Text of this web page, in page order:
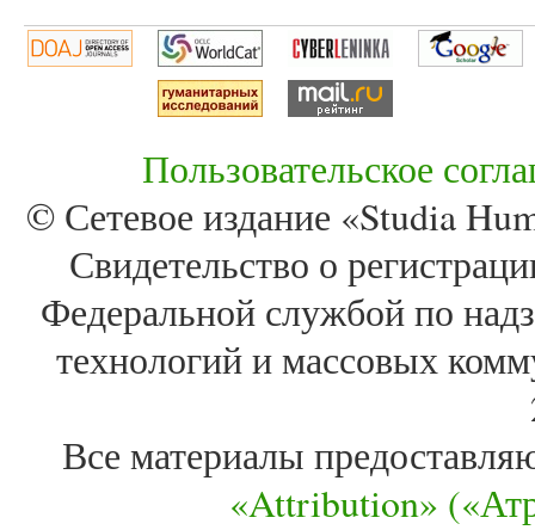
Пользовательское
© Сетевое издание «Studia
Свидетельство о
Федеральной службой по
технологий и массовых
Все материалы
«Attribution»